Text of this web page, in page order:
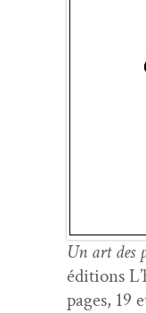
Un art des
édi­tions
pages, 19